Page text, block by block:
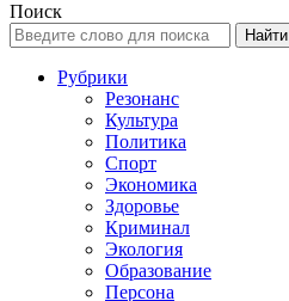
Поиск
Найти
Рубрики
Резонанс
Культура
Политика
Спорт
Экономика
Здоровье
Криминал
Экология
Образование
Персона